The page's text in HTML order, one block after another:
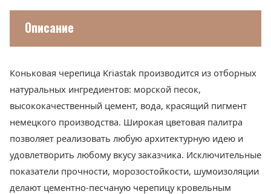
Описание
Коньковая черепица Kriastak производится из отборных
натуральных ингредиентов: морской песок,
высококачественный цемент, вода, красящий пигмент
немецкого производства. Широкая цветовая палитра
позволяет реализовать любую архитектурную идею и
удовлетворить любому вкусу заказчика. Исключительные
показатели прочности, морозостойкости, шумоизоляции
делают цементно-песчаную черепицу кровельным